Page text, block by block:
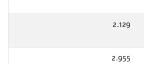
2.129
2.955